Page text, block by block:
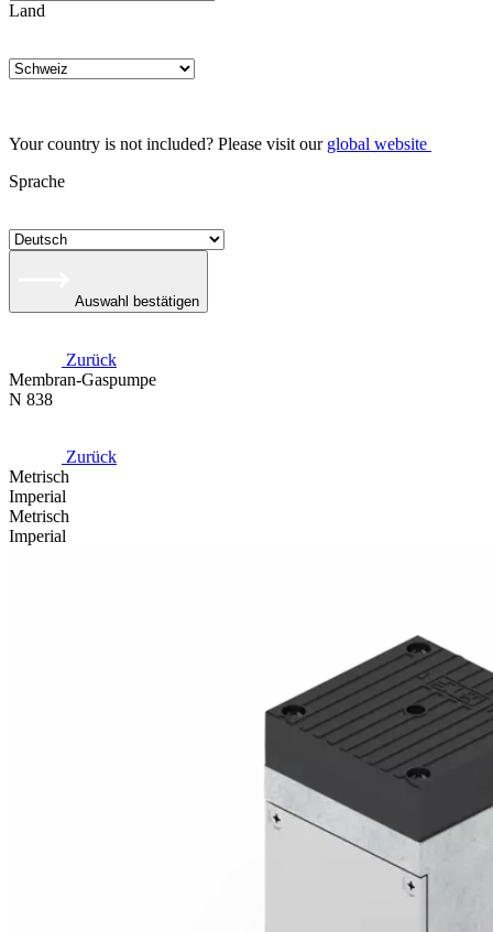
Land
Your country is not included? Please visit our global website
Sprache
Auswahl bestätigen
Zurück
Membran-Gaspumpe
N 838
Zurück
Metrisch
Imperial
Metrisch
Imperial